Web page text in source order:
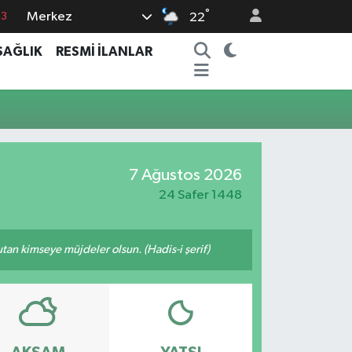
Merkez 22°
RESMİ İLANLAR
7 Ağustos 2026
24 Safer 1448
kimseye müjdeler olsun. (Hadis-i şerif)